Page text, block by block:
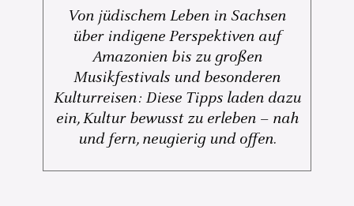
Von jüdischem Leben in Sachsen
über indigene Perspektiven auf
Amazonien bis zu großen
Musikfestivals und besonderen
Kulturreisen: Diese Tipps laden dazu
ein, Kultur bewusst zu erleben – nah
und fern, neugierig und offen.